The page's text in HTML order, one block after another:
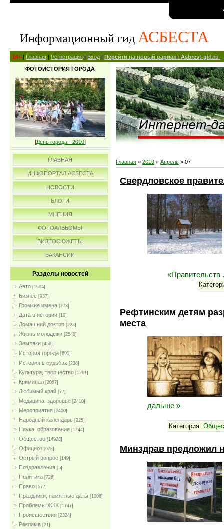
Информационный гид АСБЕСТА
14+ | Главная | Регистрация | Вход | Перейти на новый вариант Asbrest-gid.ru
ФОТОИСТОРИЯ ГОРОДА
[День города - 2010]
ГЛАВНАЯ
ИНФОПОРТАЛ АСБЕСТА
НОВОСТИ
БЛОГИ
МНЕНИЯ
ФОТОАЛЬБОМЫ
ВИДЕОСЮЖЕТЫ
ВАКАНСИИ
Разделы новостей
Авто [1694]
Бизнес [937]
Громкие имена [273]
Дата в истории [10]
Домашний доктор [228]
Жизнь молодежи [2548]
Земляки [456]
История города [690]
История в судьбах [236]
Культура, творчество [1261]
Криминал [2067]
Любимый край [77]
Медицина, здоровье [2410]
Мероприятия [2400]
Народный календарь [225]
Наука, образование [1244]
Общество [14928]
Официоз [978]
Острый вопрос [149]
Поздравления [5]
Политика [726]
Право [577]
Праздники, памятные даты [1006]
Проблемы ЖКХ [1747]
Проиcшествия [2324]
Реклама [21]
Главная » 2019 » Апрель » 07
Свердловское
«Правительств
Рефтинским детям
места
дальше »
Категория:
Минздрав предложил